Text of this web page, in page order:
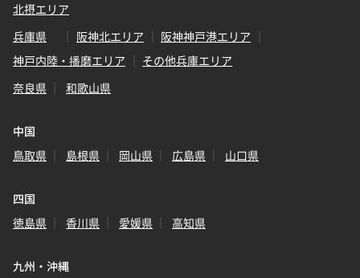
北摂エリア
兵庫県
阪神北エリア
阪神神戸港エリア
神戸内陸・播磨エリア
その他兵庫エリア
奈良県
和歌山県
中国
鳥取県
島根県 岡山県 広島県 山口県
四国
徳島県
香川県 愛媛県 高知県
九州・沖縄